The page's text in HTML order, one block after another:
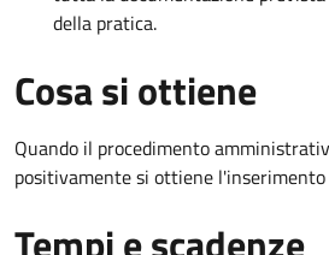
della pratica.
Cosa si ottiene
Quando il procedimento
positivamente si ottiene